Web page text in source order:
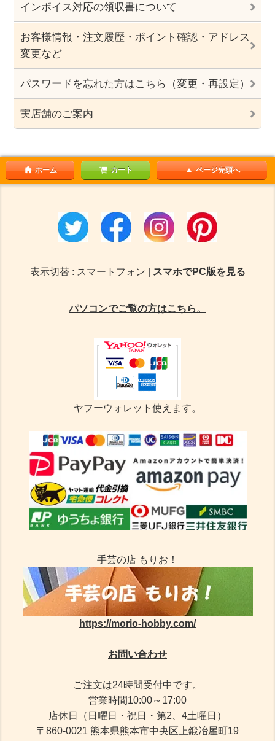
インボイス対応の領収書について
お客様情報・注文履歴・ポイント確認・アドレス
変更など
パスワードを忘れた方はこちら（変更・再設定）
実店舗のご案内
ホーム カート ページ先頭へ
表示切替 : スマートフォン | スマホでPC版を見る
パソコンでご覧の方はこちら。
ヤフーウォレット使えます。
手芸の店 もりお！
https://morio-hobby.com/
お問い合わせ
ご注文は24時間受付中です。
営業時間10:00～17:00
店休日（日曜日・祝日・第2、4土曜日）
〒860-0021 熊本県熊本市中央区上鍛冶屋町19